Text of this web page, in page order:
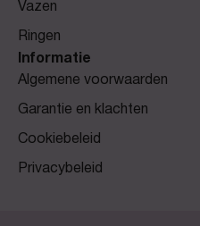
Vazen
Ringen
Informatie
Algemene voorwaarden
Garantie en klachten
Cookiebeleid
Privacybeleid